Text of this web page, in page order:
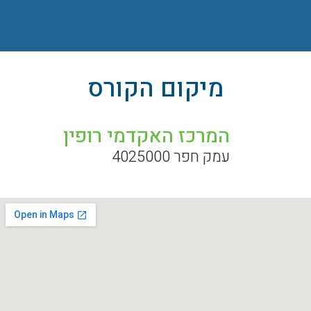
מיקום הקורס
המרכז האקדמי רופין
עמק חפר 4025000